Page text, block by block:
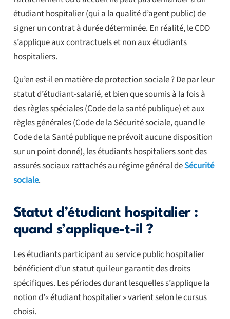
étudiant hospitalier (qui a la qualité d’agent public) de
signer un contrat à durée déterminée. En réalité, le CDD
s’applique aux contractuels et non aux étudiants
hospitaliers.
Qu’en est-il en matière de protection sociale ? De par leur
statut d’étudiant-salarié, et bien que soumis à la fois à
des règles spéciales (Code de la santé publique) et aux
règles générales (Code de la Sécurité sociale, quand le
Code de la Santé publique ne prévoit aucune disposition
sur un point donné), les étudiants hospitaliers sont des
assurés sociaux rattachés au régime général deSécurité
sociale.
Statut d’étudiant hospitalier :
quand s’applique-t-il ?
Les étudiants participant au service public hospitalier
bénéficient d’un statut qui leur garantit des droits
spécifiques. Les périodes durant lesquelles s’applique la
notion d’« étudiant hospitalier » varient selon le cursus
choisi.